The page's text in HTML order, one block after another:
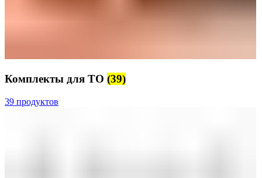
Комплекты для ТО (39)
39 продуктов